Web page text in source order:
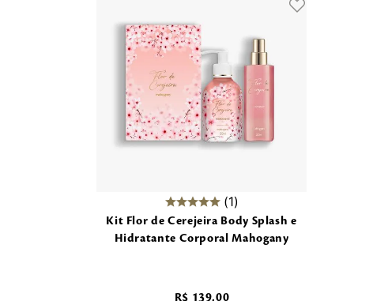
1
Kit Flor de Cerejeira Body Splash e
Hidratante Corporal Mahogany
R$ 139,00